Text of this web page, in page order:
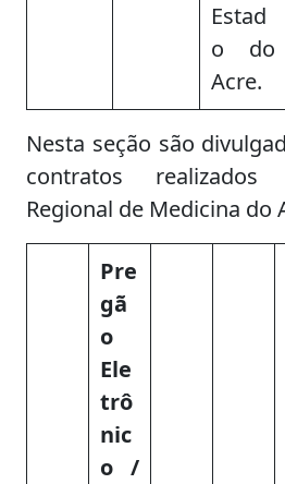
Estad
o do
Acre.
Nesta seção são
contratos realizados
Regional de Medicina do
Pre
gã
o
Ele
trô
nic
o /